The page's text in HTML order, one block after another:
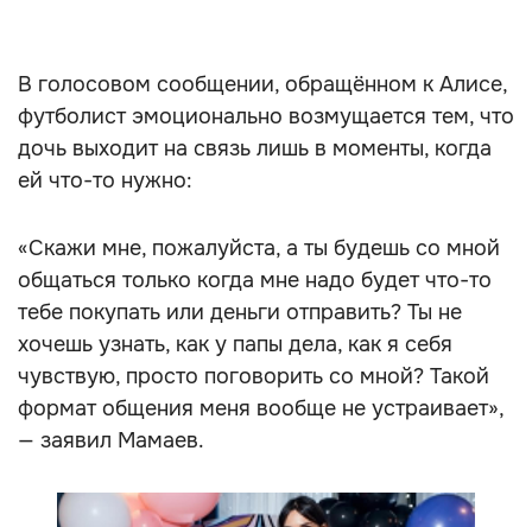
В голосовом сообщении, обращённом к Алисе,
футболист эмоционально возмущается тем, что
дочь выходит на связь лишь в моменты, когда
ей что-то нужно:
«Скажи мне, пожалуйста, а ты будешь со мной
общаться только когда мне надо будет что-то
тебе покупать или деньги отправить? Ты не
хочешь узнать, как у папы дела, как я себя
чувствую, просто поговорить со мной? Такой
формат общения меня вообще не устраивает»,
— заявил Мамаев.